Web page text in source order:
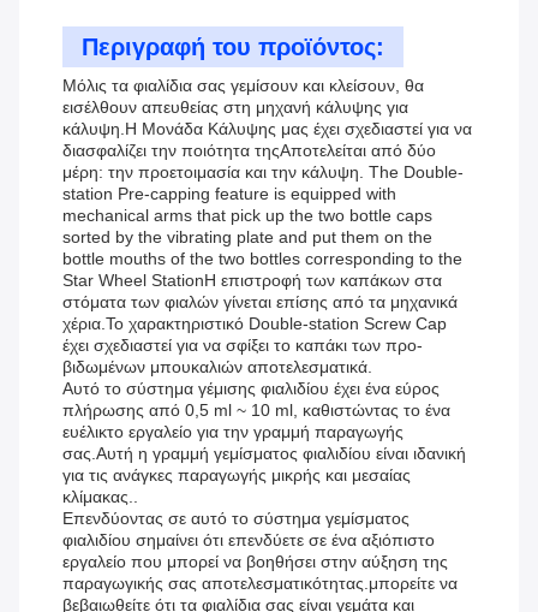
Περιγραφή του προϊόντος:
Μόλις τα φιαλίδια σας γεμίσουν και κλείσουν, θα
εισέλθουν απευθείας στη μηχανή κάλυψης για
κάλυψη.Η Μονάδα Κάλυψης μας έχει σχεδιαστεί για να
διασφαλίζει την ποιότητα τηςΑποτελείται από δύο
μέρη: την προετοιμασία και την κάλυψη. The Double-
station Pre-capping feature is equipped with
mechanical arms that pick up the two bottle caps
sorted by the vibrating plate and put them on the
bottle mouths of the two bottles corresponding to the
Star Wheel StationΗ επιστροφή των καπάκων στα
στόματα των φιαλών γίνεται επίσης από τα μηχανικά
χέρια.Το χαρακτηριστικό Double-station Screw Cap
έχει σχεδιαστεί για να σφίξει το καπάκι των προ-
βιδωμένων μπουκαλιών αποτελεσματικά.
Αυτό το σύστημα γέμισης φιαλιδίου έχει ένα εύρος
πλήρωσης από 0,5 ml ~ 10 ml, καθιστώντας το ένα
ευέλικτο εργαλείο για την γραμμή παραγωγής
σας.Αυτή η γραμμή γεμίσματος φιαλιδίου είναι ιδανική
για τις ανάγκες παραγωγής μικρής και μεσαίας
κλίμακας..
Επενδύοντας σε αυτό το σύστημα γεμίσματος
φιαλιδίου σημαίνει ότι επενδύετε σε ένα αξιόπιστο
εργαλείο που μπορεί να βοηθήσει στην αύξηση της
παραγωγικής σας αποτελεσματικότητας.μπορείτε να
βεβαιωθείτε ότι τα φιαλίδια σας είναι γεμάτα και